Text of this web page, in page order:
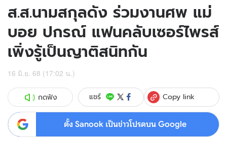
ส.ส.นามสกุลดัง ร่วมงานศพ แม่
บอย ปกรณ์ แฟนคลับเซอร์ไพรส์
เพิ่งรู้เป็นญาติสนิทกัน
16 มิ.ย. 68 (17:02 น.)
กดฟัง แชร์ Copy link
ตั้ง Sanook เป็นข่าวโปรดบน Google